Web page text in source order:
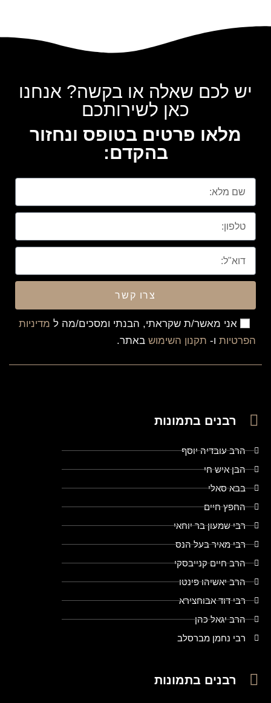
יש לכם שאלה או בקשה? אנחנו
כאן לשירותכם
מלאו פרטים בטופס ונחזור
בהקדם:
אני מאשר/ת שקראתי, הבנתי ומסכים/מה ל מדיניות
הפרטיות ו- תקנון השימוש באתר.
צרו קשר
רבנים בתמונות
הרב עובדיה יוסף
הבן איש חי
בבא סאלי
החפץ חיים
רבי שמעון בר יוחאי
רבי מאיר בעל הנס
הרב חיים קנייבסקי
הרב יאשיהו פינטו
רבי דוד אבוחצירא
הרב יגאל כהן
רבי נחמן מברסלב
רבנים בתמונות